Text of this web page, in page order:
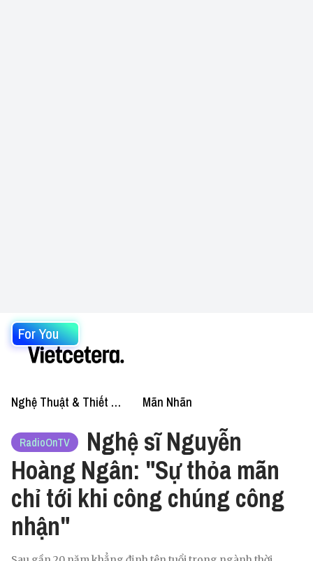
For You
Nghệ Thuật & Thiết Kế Mãn Nhãn
RadioOnTV
Nghệ sĩ Nguyễn
Hoàng Ngân: "Sự thỏa mãn
chỉ tới khi công chúng công
nhận"